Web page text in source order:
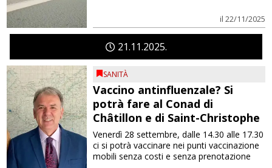
il 22/11/2025
21 11 2025
SANITÀ
Vaccino antinfluenzale? Si
potrà fare al Conad di
Châtillon e di Saint-Christophe
Venerdì 28 settembre, dalle 14.30 alle 17.30
ci si potrà vaccinare nei punti vaccinazione
mobili senza costi e senza prenotazione